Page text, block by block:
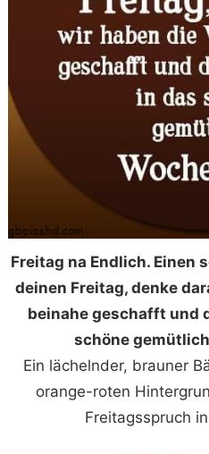
Freitag na Endlich. Einen
deinen Freitag, denke
beinahe geschafft und
schöne
Ein lächelnder, brauner
orange-roten
Freitagsspruch